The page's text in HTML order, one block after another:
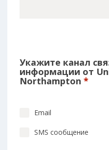
Укажите канал
информации от
Northampton *
Email
SMS сообщение